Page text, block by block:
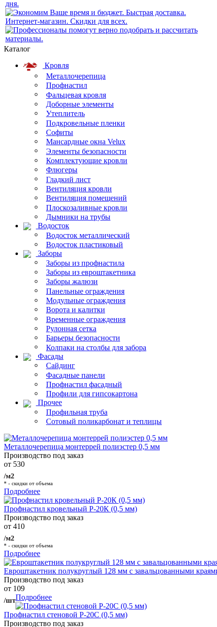
Каталог
Кровля
Металлочерепица
Профнастил
Фальцевая кровля
Доборные элементы
Утеплитель
Подкровельные пленки
Софиты
Мансардные окна Velux
Элементы безопасности
Комплектующие кровли
Флюгеры
Гладкий лист
Вентиляция кровли
Вентиляция помещений
Плоскозаливные кровли
Дымники на трубы
Водосток
Водосток металлический
Водосток пластиковый
Заборы
Заборы из профнастила
Заборы из евроштакетника
Заборы жалюзи
Панельные ограждения
Модульные ограждения
Ворота и калитки
Временные ограждения
Рулонная сетка
Барьеры безопасности
Колпаки на столбы для забора
Фасады
Сайдинг
Фасадные панели
Профнастил фасадный
Профили для гипсокартона
Прочее
Профильная труба
Сотовый поликарбонат и теплицы
Металлочерепица монтеррей полиэстер 0,5 мм
Производство под заказ
от 530
/м2
* - скидки от объема
Подробнее
Профнастил кровельный Р-20К (0,5 мм)
Производство под заказ
от 410
/м2
* - скидки от объема
Подробнее
Евроштакетник полукруглый 128 мм с завальцованными
Производство под заказ
от 109
/штПодробнее
Профнастил стеновой Р-20С (0,5 мм)
Производство под заказ